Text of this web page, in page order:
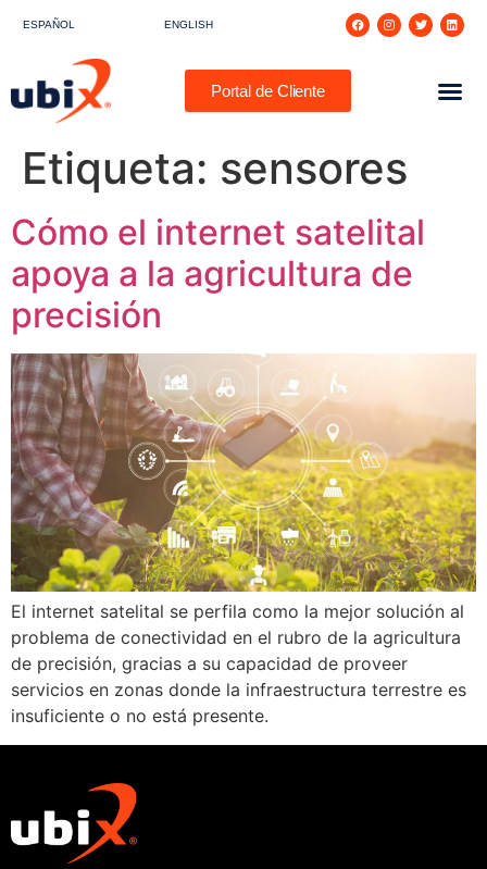
ESPAÑOL ENGLISH
Portal de Cliente
Etiqueta: sensores
Cómo el internet satelital
apoya a la agricultura de
precisión
El internet satelital se perfila como la mejor solución al
problema de conectividad en el rubro de la agricultura
de precisión, gracias a su capacidad de proveer
servicios en zonas donde la infraestructura terrestre es
insuficiente o no está presente.